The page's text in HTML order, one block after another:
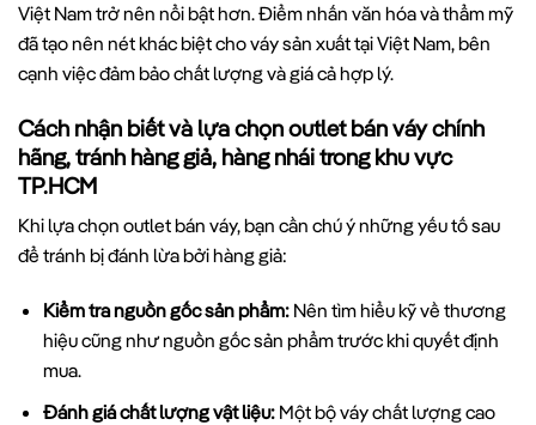
Việt Nam trở nên nổi bật hơn. Điểm nhấn văn hóa và thẩm mỹ
đã tạo nên nét khác biệt cho váy sản xuất tại Việt Nam, bên
cạnh việc đảm bảo chất lượng và giá cả hợp lý.
Cách nhận biết và lựa chọn outlet bán váy chính
hãng, tránh hàng giả, hàng nhái trong khu vực
TP.HCM
Khi lựa chọn outlet bán váy, bạn cần chú ý những yếu tố sau
để tránh bị đánh lừa bởi hàng giả:
Kiểm tra nguồn gốc sản phẩm:Nên tìm hiểu kỹ về thương
hiệu cũng như nguồn gốc sản phẩm trước khi quyết định
mua.
Đánh giá chất lượng vật liệu:Một bộ váy chất lượng cao